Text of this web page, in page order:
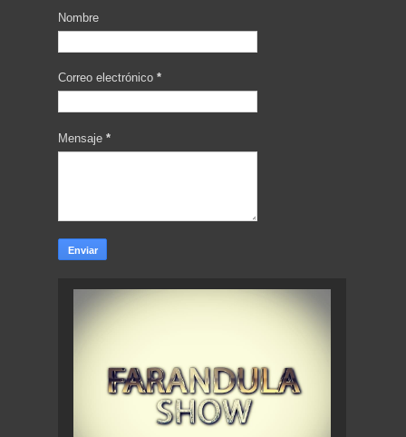
Nombre
Correo electrónico *
Mensaje *